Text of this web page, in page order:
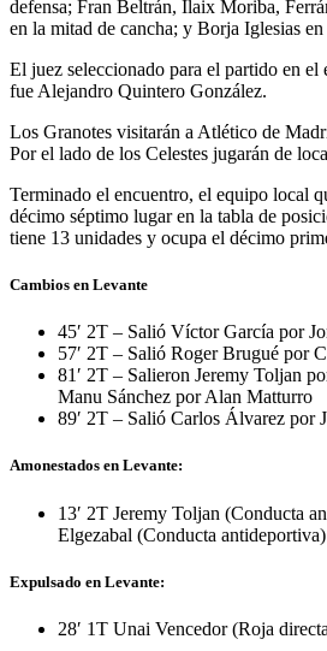
defensa; Fran Beltrán, Ilaix Moriba,
en la mitad de cancha; y Borja Iglesias en
El juez seleccionado para el partido en el
fue Alejandro Quintero González.
Los Granotes visitarán a Atlético de
Por el lado de los Celestes jugarán de
Terminado el encuentro, el equipo local
décimo séptimo lugar en la tabla de
tiene 13 unidades y ocupa el décimo
Cambios en Levante
45′ 2T – Salió Víctor García por
57′ 2T – Salió Roger Brugué por
81′ 2T – Salieron Jeremy Toljan
Manu Sánchez por Alan Matturro
89′ 2T – Salió Carlos Álvarez por
Amonestados en Levante:
13′ 2T Jeremy Toljan (Conducta
Elgezabal (Conducta antideportiva)
Expulsado en Levante:
28′ 1T Unai Vencedor (Roja